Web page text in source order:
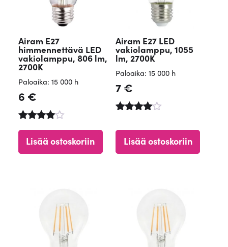
Airam E27
himmennettävä LED
vakiolamppu, 806 lm,
2700K
Paloaika: 15 000 h
6 €
tuotteest
a:
Lisää ostoskoriin
Airam E27 LED
vakiolamppu, 1055
lm, 2700K
Paloaika: 15 000 h
7€
4.90
/ 5
Lisää ostoskoriin